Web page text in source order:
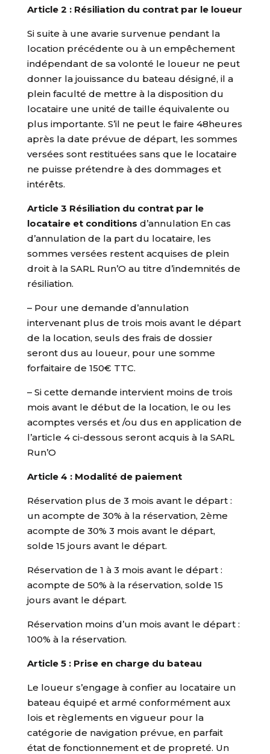
Article 2 : Résiliation du contrat par le loueur
Si suite à une avarie survenue pendant la
location précédente ou à un empêchement
indépendant de sa volonté le loueur ne peut
donner la jouissance du bateau désigné, il a
plein faculté de mettre à la disposition du
locataire une unité de taille équivalente ou
plus importante. S’il ne peut le faire 48heures
après la date prévue de départ, les sommes
versées sont restituées sans que le locataire
ne puisse prétendre à des dommages et
intérêts.
Article 3 Résiliation du contrat par le
locataire et conditions d’annulation En cas
d’annulation de la part du locataire, les
sommes versées restent acquises de plein
droit à la SARL Run’O au titre d’indemnités de
résiliation.
– Pour une demande d’annulation
intervenant plus de trois mois avant le départ
de la location, seuls des frais de dossier
seront dus au loueur, pour une somme
forfaitaire de 150€ TTC.
– Si cette demande intervient moins de trois
mois avant le début de la location, le ou les
acomptes versés et /ou dus en application de
l’article 4 ci-dessous seront acquis à la SARL
Run’O
Article 4 : Modalité de paiement
Réservation plus de 3 mois avant le départ :
un acompte de 30% à la réservation, 2ème
acompte de 30% 3 mois avant le départ,
solde 15 jours avant le départ.
Réservation de 1 à 3 mois avant le départ :
acompte de 50% à la réservation, solde 15
jours avant le départ.
Réservation moins d’un mois avant le départ :
100% à la réservation.
Article 5 : Prise en charge du bateau
Le loueur s’engage à confier au locataire un
bateau équipé et armé conformément aux
lois et règlements en vigueur pour la
catégorie de navigation prévue, en parfait
état de fonctionnement et de propreté. Un